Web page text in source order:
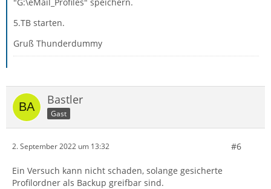
5.TB starten.
Gruß Thunderdummy
Bastler
Gast
2. September 2022 um 13:32 #6
Ein Versuch kann nicht schaden, solange gesicherte
Profilordner als Backup greifbar sind.